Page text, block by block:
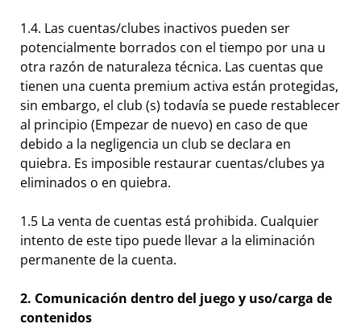
1.4. Las cuentas/clubes inactivos pueden ser
potencialmente borrados con el tiempo por una u
otra razón de naturaleza técnica. Las cuentas que
tienen una cuenta premium activa están protegidas,
sin embargo, el club (s) todavía se puede restablecer
al principio (Empezar de nuevo) en caso de que
debido a la negligencia un club se declara en
quiebra. Es imposible restaurar cuentas/clubes ya
eliminados o en quiebra.
1.5 La venta de cuentas está prohibida. Cualquier
intento de este tipo puede llevar a la eliminación
permanente de la cuenta.
2. Comunicación dentro del juego y uso/carga de
contenidos